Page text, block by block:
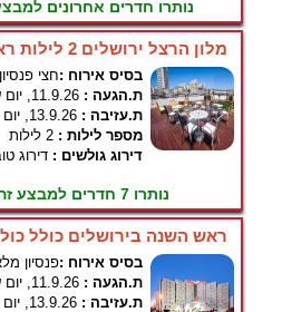
נותרו חדרים אחרונים
מלון הרצל ירושלים 2 לילות ראש השנה
בסיס אירוח :חצי פנסיון
ת.הגעה : 11.9.26, יום שישי
ת.עזיבה : 13.9.26, יום ראשון
מספר לילות : 2 לילות
דירוג גולשים : דירוג
נותרו 7 חדרים למבצע זה !
ראש השנה בירושלים כולל
בסיס אירוח :פנסיון
ת.הגעה : 11.9.26, יום שישי
ת.עזיבה : 13.9.26, יום ראשון